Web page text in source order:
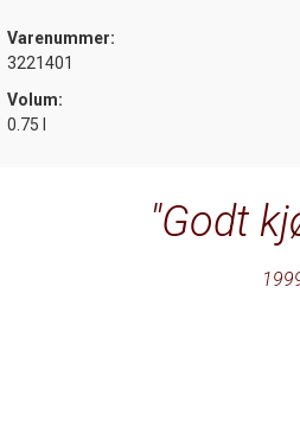
Varenummer:
3221401
Volum:
0.75 l
Godt